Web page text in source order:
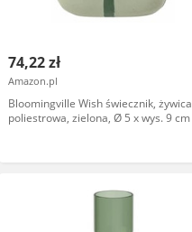
74,22 zł
Amazon.pl
Bloomingville Wish świecznik, żywica
poliestrowa, zielona, Ø 5 x wys. 9 cm